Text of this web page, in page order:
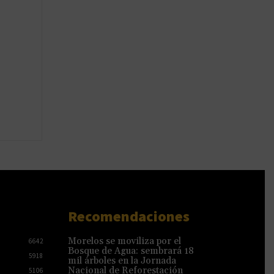
6642
5918
5106
Recomendaciones
Morelos se moviliza por el
Bosque de Agua: sembrará 18
mil árboles en la Jornada
Nacional de Reforestación